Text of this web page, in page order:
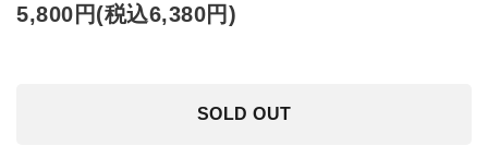
5,800円(税込6,380円)
SOLD OUT